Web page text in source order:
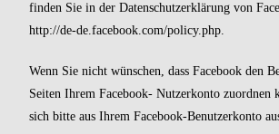
finden Sie in der Datenschutzerklärung von
http://de-de.facebook.com/policy.php.
Wenn Sie nicht wünschen, dass Facebook den
Seiten Ihrem Facebook- Nutzerkonto zuordnen
sich bitte aus Ihrem Facebook-Benutzerkonto